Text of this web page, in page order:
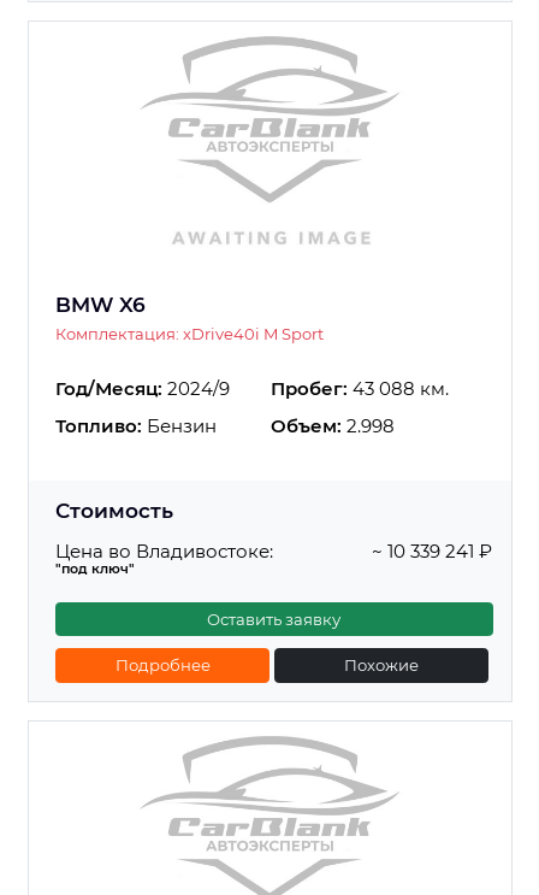
BMW X6
Комплектация: xDrive40i M Sport
Год/Месяц: 2024/9 Пробег: 43 088 км.
Топливо: Бензин Объем: 2.998
Стоимость
Цена во Владивостоке:
"под ключ"
~ 10 339 241 ₽
Оставить заявку
Подробнее Похожие